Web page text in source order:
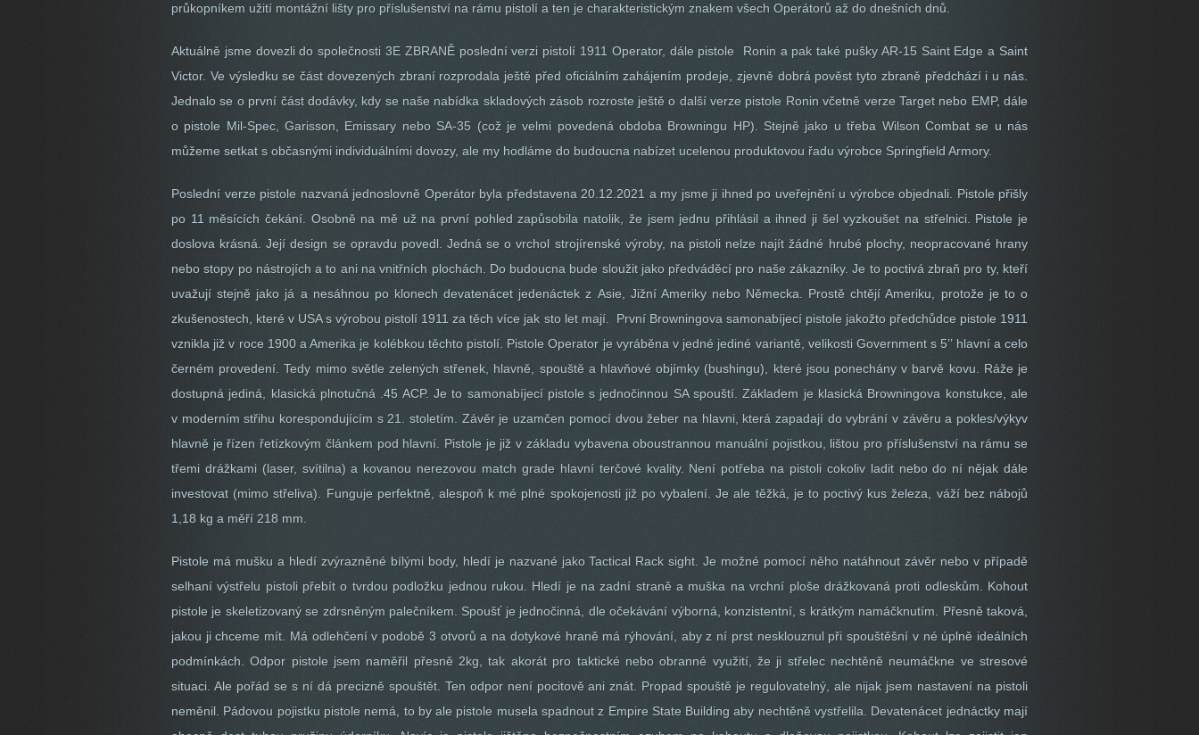
průkopníkem užití montážní lišty pro příslušenství na rámu pistolí a ten je charakteristickým znakem všech Operátorů až do dnešních dnů.
Aktuálně jsme dovezli do společnosti 3E ZBRANĚ poslední verzi pistolí 1911 Operator, dále pistole Ronin a pak také pušky AR-15 Saint Edge a Saint
Victor. Ve výsledku se část dovezených zbraní rozprodala ještě před oficiálním zahájením prodeje, zjevně dobrá pověst tyto zbraně předchází i u nás.
Jednalo se o první část dodávky, kdy se naše nabídka skladových zásob rozroste ještě o další verze pistole Ronin včetně verze Target nebo EMP, dále
o pistole Mil-Spec, Garisson, Emissary nebo SA-35 (což je velmi povedená obdoba Browningu HP). Stejně jako u třeba Wilson Combat se u nás
můžeme setkat s občasnými individuálními dovozy, ale my hodláme do budoucna nabízet ucelenou produktovou řadu výrobce Springfield Armory.
Poslední verze pistole nazvaná jednoslovně Operátor byla představena 20.12.2021 a my jsme ji ihned po uveřejnění u výrobce objednali. Pistole přišly
po 11 měsících čekání. Osobně na mě už na první pohled zapůsobila natolik, že jsem jednu přihlásil a ihned ji šel vyzkoušet na střelnici. Pistole je
doslova krásná. Její design se opravdu povedl. Jedná se o vrchol strojírenské výroby, na pistoli nelze najít žádné hrubé plochy, neopracované hrany
nebo stopy po nástrojích a to ani na vnitřních plochách. Do budoucna bude sloužit jako předváděcí pro naše zákazníky. Je to poctivá zbraň pro ty, kteří
uvažují stejně jako já a nesáhnou po klonech devatenácet jedenáctek z Asie, Jižní Ameriky nebo Německa. Prostě chtějí Ameriku, protože je to o
zkušenostech, které v USA s výrobou pistolí 1911 za těch více jak sto let mají. První Browningova samonabíjecí pistole jakožto předchůdce pistole 1911
vznikla již v roce 1900 a Amerika je kolébkou těchto pistolí. Pistole Operator je vyráběna v jedné jediné variantě, velikosti Government s 5’’ hlavní a celo
černém provedení. Tedy mimo světle zelených střenek, hlavně, spouště a hlavňové objímky (bushingu), které jsou ponechány v barvě kovu. Ráže je
dostupná jediná, klasická plnotučná .45 ACP. Je to samonabíjecí pistole s jednočinnou SA spouští. Základem je klasická Browningova konstukce, ale
v moderním střihu korespondujícím s 21. stoletím. Závěr je uzamčen pomocí dvou žeber na hlavni, která zapadají do vybrání v závěru a pokles/výkyv
hlavně je řízen řetízkovým článkem pod hlavní. Pistole je již v základu vybavena oboustrannou manuální pojistkou, lištou pro příslušenství na rámu se
třemi drážkami (laser, svítilna) a kovanou nerezovou match grade hlavní terčové kvality. Není potřeba na pistoli cokoliv ladit nebo do ní nějak dále
investovat (mimo střeliva). Funguje perfektně, alespoň k mé plné spokojenosti již po vybalení. Je ale těžká, je to poctivý kus železa, váží bez nábojů
1,18 kg a měří 218 mm.
Pistole má mušku a hledí zvýrazněné bílými body, hledí je nazvané jako Tactical Rack sight. Je možné pomocí něho natáhnout závěr nebo v případě
selhaní výstřelu pistoli přebít o tvrdou podložku jednou rukou. Hledí je na zadní straně a muška na vrchní ploše drážkovaná proti odleskům. Kohout
pistole je skeletizovaný se zdrsněným palečníkem. Spoušť je jednočinná, dle očekávání výborná, konzistentní, s krátkým namáčknutím. Přesně taková,
jakou ji chceme mít. Má odlehčení v podobě 3 otvorů a na dotykové hraně má rýhování, aby z ní prst nesklouznul při spouštěšní v né úplně ideálních
podmínkách. Odpor pistole jsem naměřil přesně 2kg, tak akorát pro taktické nebo obranné využití, že ji střelec nechtěně neumáčkne ve stresové
situaci. Ale pořád se s ní dá precizně spouštět. Ten odpor není pocitově ani znát. Propad spouště je regulovatelný, ale nijak jsem nastavení na pistoli
neměnil. Pádovou pojistku pistole nemá, to by ale pistole musela spadnout z Empire State Building aby nechtěně vystřelila. Devatenácet jednáctky mají